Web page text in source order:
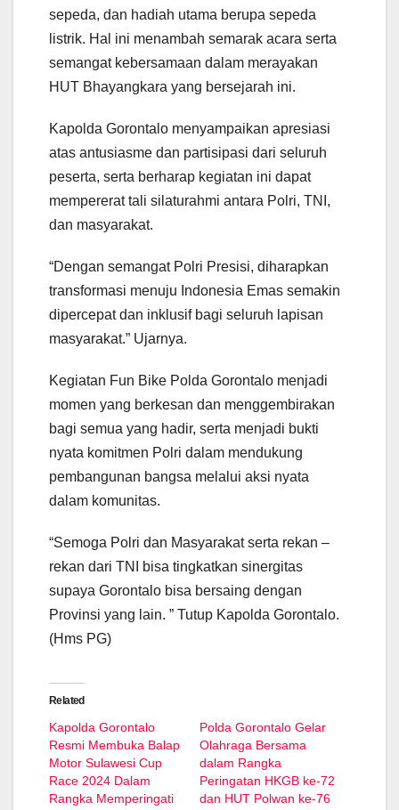
sepeda, dan hadiah utama berupa sepeda
listrik. Hal ini menambah semarak acara serta
semangat kebersamaan dalam merayakan
HUT Bhayangkara yang bersejarah ini.
Kapolda Gorontalo menyampaikan apresiasi
atas antusiasme dan partisipasi dari seluruh
peserta, serta berharap kegiatan ini dapat
mempererat tali silaturahmi antara Polri, TNI,
dan masyarakat.
“Dengan semangat Polri Presisi, diharapkan
transformasi menuju Indonesia Emas semakin
dipercepat dan inklusif bagi seluruh lapisan
masyarakat.” Ujarnya.
Kegiatan Fun Bike Polda Gorontalo menjadi
momen yang berkesan dan menggembirakan
bagi semua yang hadir, serta menjadi bukti
nyata komitmen Polri dalam mendukung
pembangunan bangsa melalui aksi nyata
dalam komunitas.
“Semoga Polri dan Masyarakat serta rekan –
rekan dari TNI bisa tingkatkan sinergitas
supaya Gorontalo bisa bersaing dengan
Provinsi yang lain. ” Tutup Kapolda Gorontalo.
(Hms PG)
Related
Kapolda Gorontalo
Resmi Membuka Balap
Motor Sulawesi Cup
Race 2024 Dalam
Rangka Memperingati
Polda Gorontalo Gelar
Olahraga Bersama
dalam Rangka
Peringatan HKGB ke-72
dan HUT Polwan ke-76